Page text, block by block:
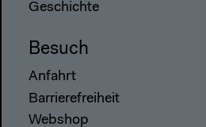
Geschichte
Besuch
Anfahrt
Barrierefreiheit
Webshop